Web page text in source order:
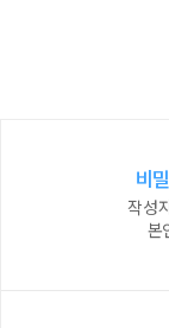
비
작성
본